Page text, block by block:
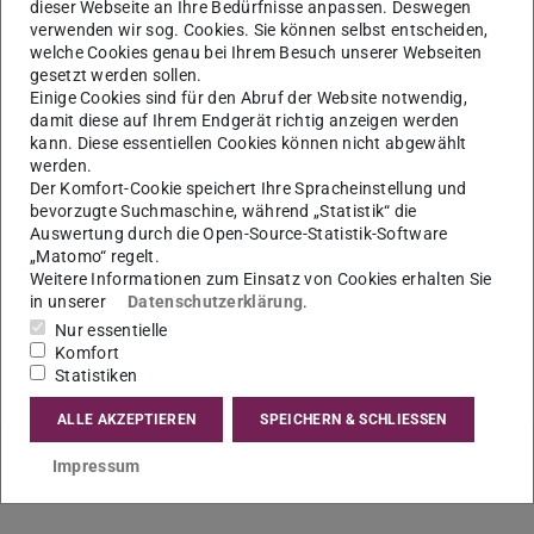
Informieren Sie sich über die vielfältigen
Möglichkeiten eines Auslandsaufenthaltes im
Rahmen Ihres Studiums an der TU Darmstadt.
Anmeldung für alle ZOOM-Sessions unter:
international@zv.tu-…
Wir senden Ihnen den ZOOM-Link zu.
Weitere Informationen
dieser Webseite an Ihre Bedürfnisse anpassen. Deswegen
verwenden wir sog. Cookies. Sie können selbst entscheiden,
welche Cookies genau bei Ihrem Besuch unserer Webseiten
gesetzt werden sollen.
Einige Cookies sind für den Abruf der Website notwendig,
damit diese auf Ihrem Endgerät richtig anzeigen werden
kann. Diese essentiellen Cookies können nicht abgewählt
werden.
Der Komfort-Cookie speichert Ihre Spracheinstellung und
bevorzugte Suchmaschine, während „Statistik“ die
Auswertung durch die Open-Source-Statistik-Software
„Matomo“ regelt.
Weitere Informationen zum Einsatz von Cookies erhalten Sie
in unserer
Datenschutzerklärung.
Nur essentielle
Komfort
Statistiken
ALLE AKZEPTIEREN SPEICHERN & SCHLIESSEN
Impressum